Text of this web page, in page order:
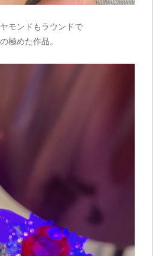
モンドもラウンドで
極めた作品。